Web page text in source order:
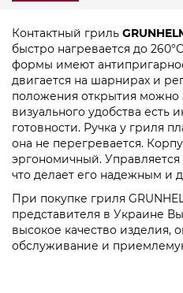
Контактный гриль
быстро нагревается до
формы имеют
двигается на шарнирах и
положения открытия можно
визуального удобства есть
готовности. Ручка у гриля
она не перегревается.
эргономичный.
что делает его надежным и
При покупке гриля
представителя в Украине
высокое качество изделия,
обслуживание и